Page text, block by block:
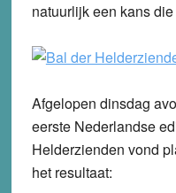
natuurlijk een kans
Afgelopen dinsdag
eerste Nederlandse
Helderzienden vond
het resultaat: